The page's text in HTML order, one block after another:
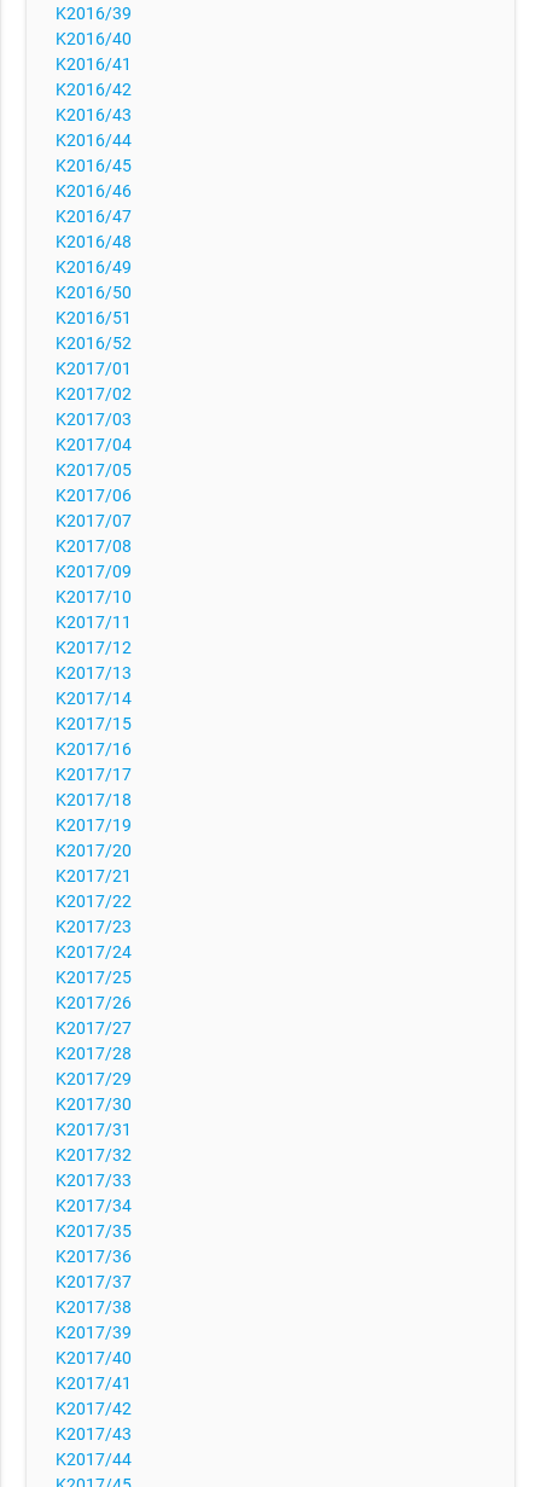
K2016/39
K2016/40
K2016/41
K2016/42
K2016/43
K2016/44
K2016/45
K2016/46
K2016/47
K2016/48
K2016/49
K2016/50
K2016/51
K2016/52
K2017/01
K2017/02
K2017/03
K2017/04
K2017/05
K2017/06
K2017/07
K2017/08
K2017/09
K2017/10
K2017/11
K2017/12
K2017/13
K2017/14
K2017/15
K2017/16
K2017/17
K2017/18
K2017/19
K2017/20
K2017/21
K2017/22
K2017/23
K2017/24
K2017/25
K2017/26
K2017/27
K2017/28
K2017/29
K2017/30
K2017/31
K2017/32
K2017/33
K2017/34
K2017/35
K2017/36
K2017/37
K2017/38
K2017/39
K2017/40
K2017/41
K2017/42
K2017/43
K2017/44